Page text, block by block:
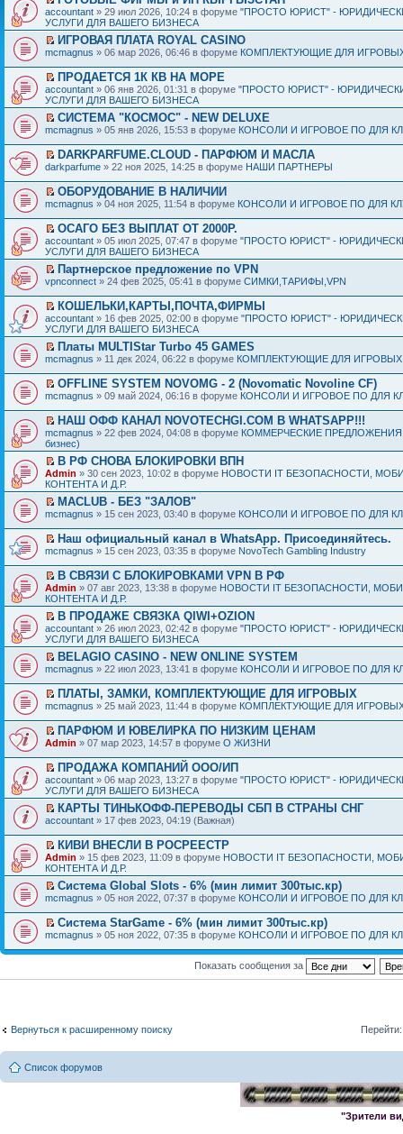
accountant » 29 июл 2026, 10:24 в форуме "ПРОСТО ЮРИСТ" -
УСЛУГИ ДЛЯ ВАШЕГО БИЗНЕСА
ИГРОВАЯ ПЛАТА ROYAL CASINO
mcmagnus » 06 мар 2026, 06:46 в форуме КОМПЛЕКТУЮЩИЕ ДЛЯ
ПРОДАЕТСЯ 1К КВ НА МОРЕ
accountant » 06 янв 2026, 01:31 в форуме "ПРОСТО ЮРИСТ" -
УСЛУГИ ДЛЯ ВАШЕГО БИЗНЕСА
СИСТЕМА "КОСМОС" - NEW DELUXE
mcmagnus » 05 янв 2026, 15:53 в форуме КОНСОЛИ И ИГРОВОЕ ПО ДЛЯ
DARKPARFUME.CLOUD - ПАРФЮМ И МАСЛА
darkparfume » 22 ноя 2025, 14:25 в форуме НАШИ ПАРТНЕРЫ
ОБОРУДОВАНИЕ В НАЛИЧИИ
mcmagnus » 04 ноя 2025, 11:54 в форуме КОНСОЛИ И ИГРОВОЕ ПО ДЛЯ
ОСАГО БЕЗ ВЫПЛАТ ОТ 2000Р.
accountant » 05 июл 2025, 07:47 в форуме "ПРОСТО ЮРИСТ" -
УСЛУГИ ДЛЯ ВАШЕГО БИЗНЕСА
Партнерское предложение по VPN
vpnconnect » 24 фев 2025, 05:41 в форуме СИМКИ,ТАРИФЫ,VPN
КОШЕЛЬКИ,КАРТЫ,ПОЧТА,ФИРМЫ
accountant » 16 фев 2025, 02:00 в форуме "ПРОСТО ЮРИСТ" -
УСЛУГИ ДЛЯ ВАШЕГО БИЗНЕСА
Платы MULTIStar Turbo 45 GAMES
mcmagnus » 11 дек 2024, 06:22 в форуме КОМПЛЕКТУЮЩИЕ ДЛЯ ИГРОВЫХ
OFFLINE SYSTEM NOVOMG - 2 (Novomatic Novoline CF)
mcmagnus » 09 май 2024, 06:16 в форуме КОНСОЛИ И ИГРОВОЕ ПО ДЛЯ
НАШ ОФФ КАНАЛ NOVOTECHGI.COM В WHATSAPP!!!
mcmagnus » 22 фев 2024, 04:08 в форуме КОММЕРЧЕСКИЕ ПРЕДЛОЖЕНИЯ
бизнес)
В РФ СНОВА БЛОКИРОВКИ ВПН
Admin » 30 сен 2023, 10:02 в форуме НОВОСТИ IT БЕЗОПАСНОСТИ,
КОНТЕНТА И Д.Р.
MACLUB - БЕЗ "ЗАЛОВ"
mcmagnus » 15 сен 2023, 03:40 в форуме КОНСОЛИ И ИГРОВОЕ ПО ДЛЯ
Наш официальный канал в WhatsApp. Присоединяйтесь.
mcmagnus » 15 сен 2023, 03:35 в форуме NovoTech Gambling Industry
В СВЯЗИ С БЛОКИРОВКАМИ VPN В РФ
Admin » 07 авг 2023, 13:38 в форуме НОВОСТИ IT БЕЗОПАСНОСТИ,
КОНТЕНТА И Д.Р.
В ПРОДАЖЕ СВЯЗКА QIWI+OZION
accountant » 26 июл 2023, 02:42 в форуме "ПРОСТО ЮРИСТ" -
УСЛУГИ ДЛЯ ВАШЕГО БИЗНЕСА
BELAGIO CASINO - NEW ONLINE SYSTEM
mcmagnus » 22 июл 2023, 13:41 в форуме КОНСОЛИ И ИГРОВОЕ ПО ДЛЯ
ПЛАТЫ, ЗАМКИ, КОМПЛЕКТУЮЩИЕ ДЛЯ ИГРОВЫХ
mcmagnus » 25 май 2023, 11:44 в форуме КОМПЛЕКТУЮЩИЕ ДЛЯ
ПАРФЮМ И ЮВЕЛИРКА ПО НИЗКИМ ЦЕНАМ
Admin » 07 мар 2023, 14:57 в форуме О ЖИЗНИ
ПРОДАЖА КОМПАНИЙ ООО/ИП
accountant » 06 мар 2023, 13:27 в форуме "ПРОСТО ЮРИСТ" -
УСЛУГИ ДЛЯ ВАШЕГО БИЗНЕСА
КАРТЫ ТИНЬКОФФ-ПЕРЕВОДЫ СБП В СТРАНЫ СНГ
accountant » 17 фев 2023, 04:19 (Важная)
КИВИ ВНЕСЛИ В РОСРЕЕСТР
Admin » 15 фев 2023, 11:09 в форуме НОВОСТИ IT БЕЗОПАСНОСТИ,
КОНТЕНТА И Д.Р.
Система Global Slots - 6% (мин лимит 300тыс.кр)
mcmagnus » 05 ноя 2022, 07:37 в форуме КОНСОЛИ И ИГРОВОЕ ПО ДЛЯ
Система StarGame - 6% (мин лимит 300тыс.кр)
mcmagnus » 05 ноя 2022, 07:35 в форуме КОНСОЛИ И ИГРОВОЕ ПО ДЛЯ
Показать сообщения за
Вернуться к расширенному поиску Перейти:
Список форумов
"Зрители